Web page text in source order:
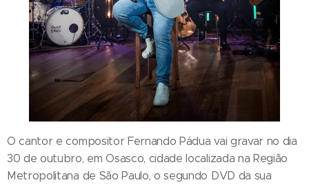
O cantor e compositor Fernando Pádua vai gravar no dia
30 de outubro, em Osasco, cidade localizada na Região
Metropolitana de São Paulo, o segundo DVD da sua